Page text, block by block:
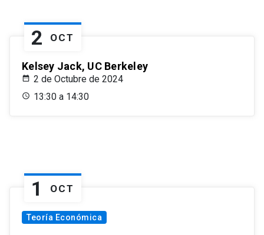
2 OCT
Kelsey Jack, UC Berkeley
2 de Octubre de 2024
13:30 a 14:30
1 OCT
Teoría Económica